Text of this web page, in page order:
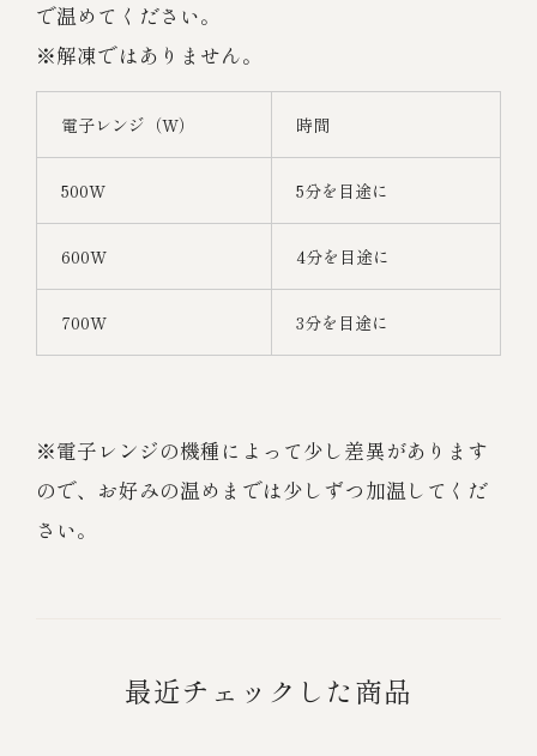
で温めてください。
※解凍ではありません。
電子レンジ（W） 時間
500W 5分を目途に
600W 4分を目途に
700W 3分を目途に
※電子レンジの機種によって少し差異があります
ので、お好みの温めまでは少しずつ加温してくだ
さい。
最近チェックした商品